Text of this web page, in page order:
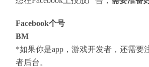
Facebook个号
BM
*如果你是app，游戏开发者，还需要
者后台。